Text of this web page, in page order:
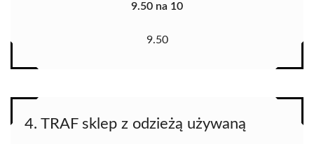
9.50 na 10
9.50
4. TRAF sklep z odzieżą używaną